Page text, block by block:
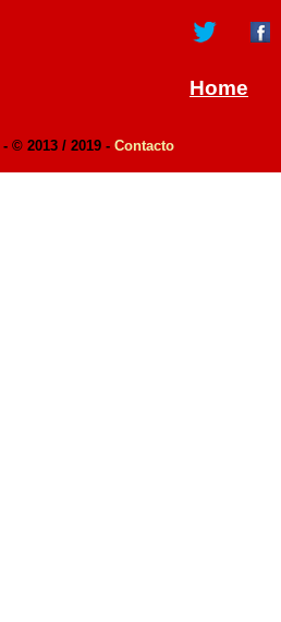
Home
- © 2013 / 2019 - Contacto